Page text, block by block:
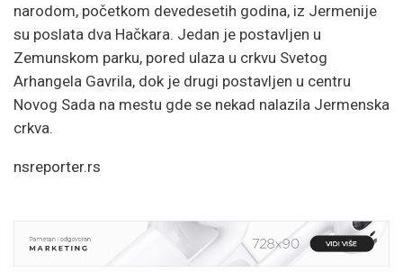
narodom, početkom devedesetih godina, iz Jermenije
su poslata dva Hačkara. Jedan je postavljen u
Zemunskom parku, pored ulaza u crkvu Svetog
Arhangela Gavrila, dok je drugi postavljen u centru
Novog Sada na mestu gde se nekad nalazila Jermenska
crkva.
nsreporter.rs